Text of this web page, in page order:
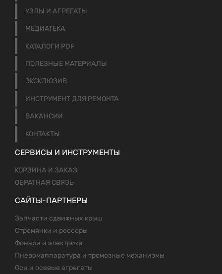
УЗЛЫ И АГРЕГАТЫ
МЕДИАТЕКА
КАТАЛОГИ PDF
ПОЛЕЗНЫЕ МАТЕРИАЛЫ
ЭКСКЛЮЗИВ
ИНСТРУМЕНТ ДЛЯ РЕМОНТА
ВАКАНСИИ
КОНТАКТЫ
СЕРВИСЫ И ИНСТРУМЕНТЫ
КОРЗИНА И ЗАКАЗ
ОБРАТНАЯ СВЯЗЬ
САЙТЫ-ПАРТНЕРЫ
Запчасти сдвижных крыш
Стремянки и рессоры
Фонари и электрика
Пневомаппаратура и тромозные механизмы
Оси и осевые агрегаты